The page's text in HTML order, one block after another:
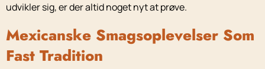
udvikler sig, er der altid noget nyt at prøve.
Mexicanske Smagsoplevelser Som
Fast Tradition